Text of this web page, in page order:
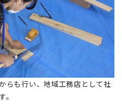
らも行い、地域工務店として社